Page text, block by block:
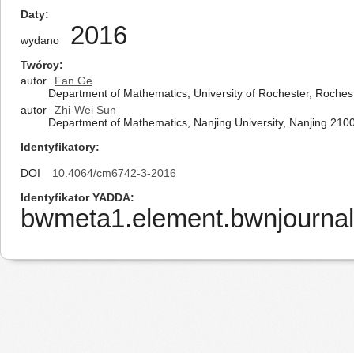
Daty
wydano 2016
Twórcy
autor
Fan Ge
Department of Mathematics, University of Rochester,
autor
Zhi-Wei Sun
Department of Mathematics, Nanjing University, Nanjing
Identyfikatory
DOI
10.4064/cm6742-3-2016
Identyfikator YADDA